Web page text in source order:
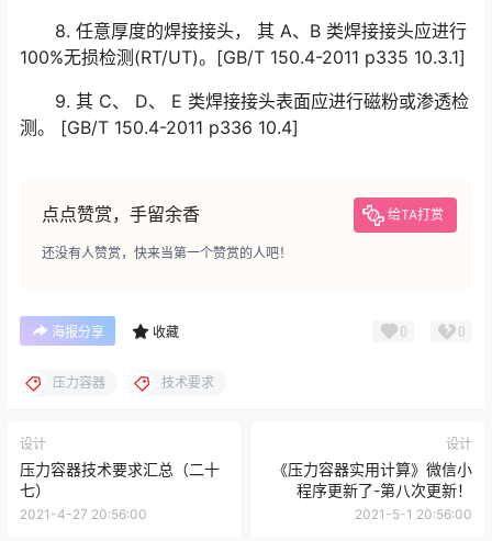
8. 任意厚度的焊接接头， 其 A、B 类焊接接头应进行
100%无损检测(RT/UT)。[GB/T 150.4-2011 p335 10.3.1]
9. 其 C、 D、 E 类焊接接头表面应进行磁粉或渗透检
测。 [GB/T 150.4-2011 p336 10.4]
点点赞赏，手留余香 给TA打赏
还没有人赞赏，快来当第一个赞赏的人吧！
海报分享 收藏 0 0
压力容器 技术要求
设计
压力容器技术要求汇总（二十
七）
2021-4-27 20:56:00
设计
《压力容器实用计算》微信小
程序更新了-第八次更新！
2021-5-1 20:56:00